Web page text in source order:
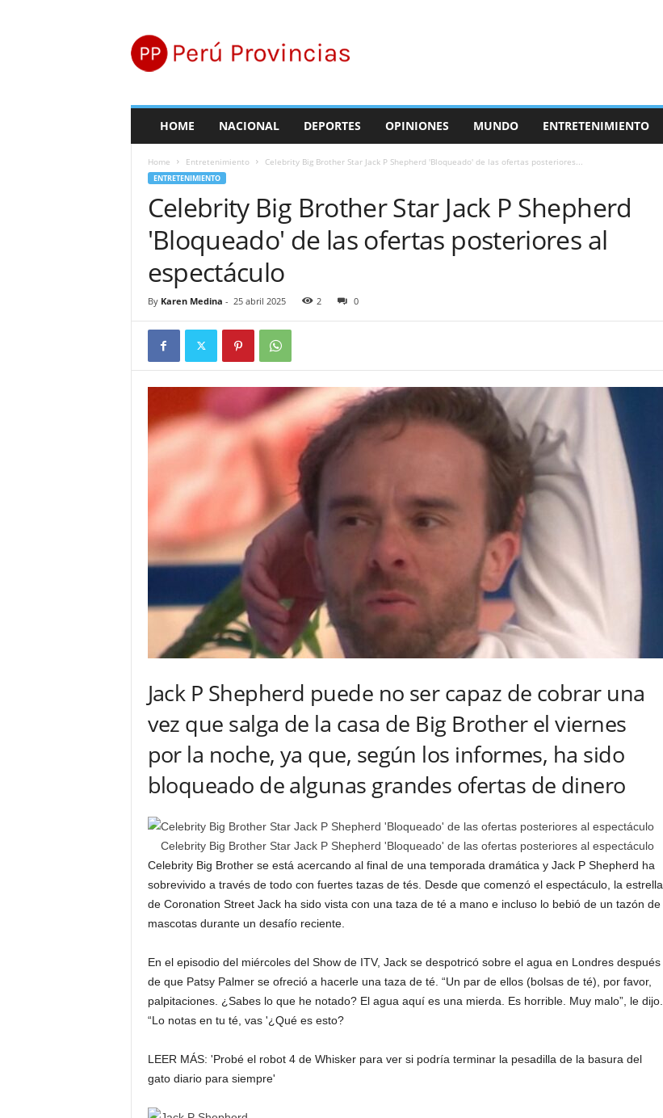
r
ú
HOME NACIONAL DEPORTES OPINIONES MUNDO ENTRETENIMIENTO
Home Entretenimiento Celebrity Big Brother Star Jack P Shepherd 'Bloqueado' de las ofertas posteriores...
ENTRETENIMIENTO
Celebrity Big Brother Star Jack P Shepherd
'Bloqueado' de las ofertas posteriores al
espectáculo
By Karen Medina - 25 abril 2025 2 0
Jack P Shepherd puede no ser capaz de cobrar una
vez que salga de la casa de Big Brother el viernes
por la noche, ya que, según los informes, ha sido
bloqueado de algunas grandes ofertas de dinero
Celebrity Big Brother Star Jack P Shepherd 'Bloqueado' de las ofertas posteriores al espectáculo
Celebrity Big Brother se está acercando al final de una temporada dramática y Jack P Shepherd ha
sobrevivido a través de todo con fuertes tazas de tés. Desde que comenzó el espectáculo, la estrella
de Coronation Street Jack ha sido vista con una taza de té a mano e incluso lo bebió de un tazón de
mascotas durante un desafío reciente.
En el episodio del miércoles del Show de ITV, Jack se despotricó sobre el agua en Londres después
de que Patsy Palmer se ofreció a hacerle una taza de té. “Un par de ellos (bolsas de té), por favor,
palpitaciones. ¿Sabes lo que he notado? El agua aquí es una mierda. Es horrible. Muy malo”, le dijo.
“Lo notas en tu té, vas '¿Qué es esto?
LEER MÁS: 'Probé el robot 4 de Whisker para ver si podría terminar la pesadilla de la basura del
gato diario para siempre'